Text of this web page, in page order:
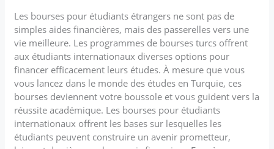
Les bourses pour étudiants étrangers ne sont pas de
simples aides financières, mais des passerelles vers une
vie meilleure. Les programmes de bourses turcs offrent
aux étudiants internationaux diverses options pour
financer efficacement leurs études. À mesure que vous
vous lancez dans le monde des études en Turquie, ces
bourses deviennent votre boussole et vous guident vers la
réussite académique. Les bourses pour étudiants
internationaux offrent les bases sur lesquelles les
étudiants peuvent construire un avenir prometteur,